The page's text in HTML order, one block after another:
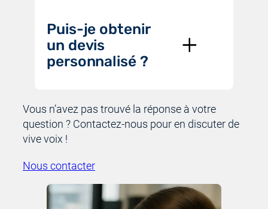
Puis-je obtenir
un devis
personnalisé ?
Vous n’avez pas trouvé la réponse à votre
question ? Contactez-nous pour en discuter de
vive voix !
Nous contacter